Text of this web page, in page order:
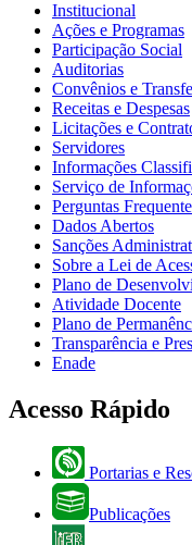
Institucional
Ações e Programas
Participação Social
Auditorias
Convênios e
Receitas e Despesas
Licitações e
Servidores
Informações
Serviço de
Perguntas
Dados Abertos
Sanções
Sobre a Lei de
Plano de
Atividade Docente
Plano de
Transparência e
Enade
Acesso Rápido
Portarias e
Publicações